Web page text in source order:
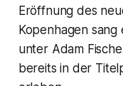
Eröffnung des
Kopenhagen sang
unter Adam
bereits in der